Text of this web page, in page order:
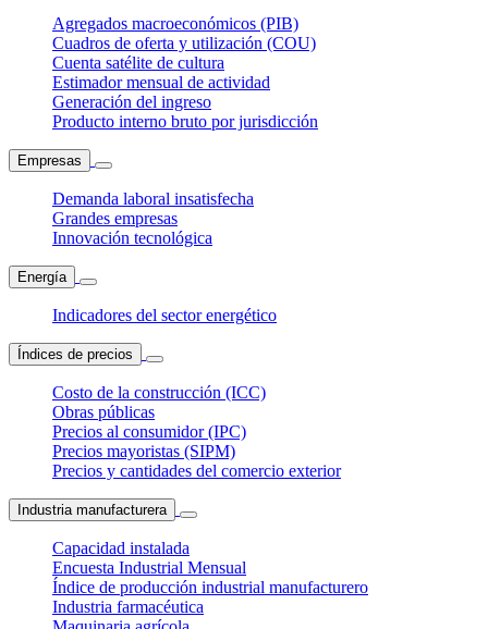
Agregados macroeconómicos (PIB)
Cuadros de oferta y utilización (COU)
Cuenta satélite de cultura
Estimador mensual de actividad
Generación del ingreso
Producto interno bruto por jurisdicción
Empresas
Demanda laboral insatisfecha
Grandes empresas
Innovación tecnológica
Energía
Indicadores del sector energético
Índices de precios
Costo de la construcción (ICC)
Obras públicas
Precios al consumidor (IPC)
Precios mayoristas (SIPM)
Precios y cantidades del comercio exterior
Industria manufacturera
Capacidad instalada
Encuesta Industrial Mensual
Índice de producción industrial manufacturero
Industria farmacéutica